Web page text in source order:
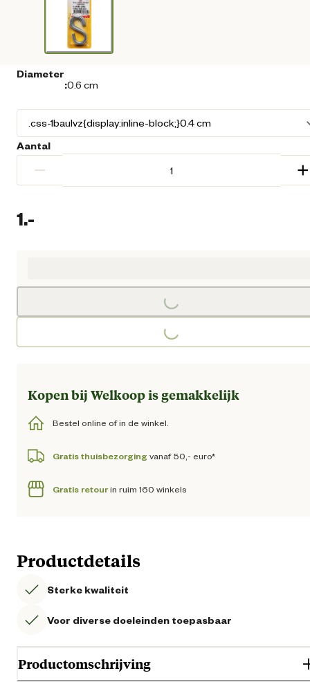
Diameter
:0.6 cm
Aantal
− +
1.-
Loading...
Loading...
Kopen bij Welkoop is gemakkelijk
Bestel online of in de winkel.
Gratis thuisbezorging vanaf 50,- euro*
Gratis retourin ruim 160 winkels
Productdetails
Sterke kwaliteit
Voor diverse doeleinden toepasbaar
Productomschrijving